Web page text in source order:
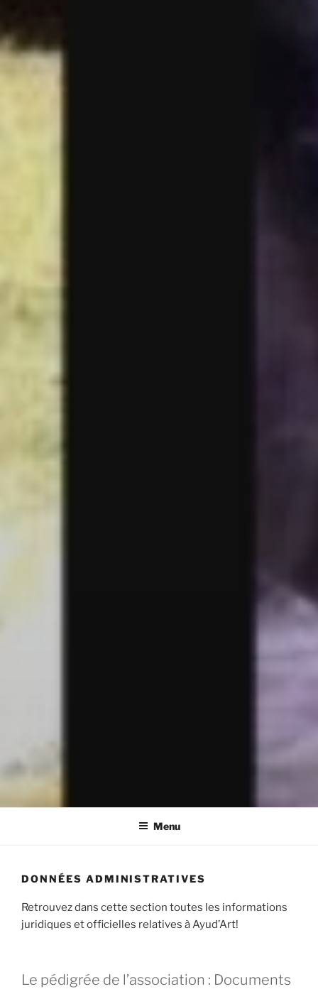
Menu
DONNÉES ADMINISTRATIVES
Retrouvez dans cette section toutes les informations
juridiques et officielles relatives à Ayud’Art!
Le pédigrée de l’association : Documents